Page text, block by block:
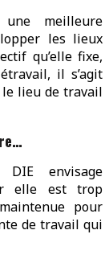
meilleure
les lieux
qu’elle fixe,
il s’agit
lieu de travail
envisage
elle est trop
pour
de travail qui